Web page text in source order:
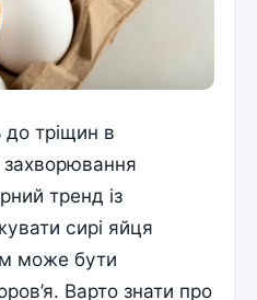
тріщин в
захворювання
тренд із
сирі яйця
може бути
Варто знати про